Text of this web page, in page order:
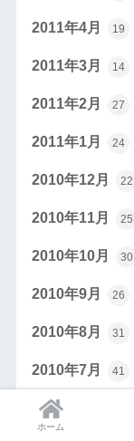
2011年4月 19
2011年3月 14
2011年2月 27
2011年1月 24
2010年12月 22
2010年11月 25
2010年10月 30
2010年9月 26
2010年8月 31
2010年7月 41
2010年6月
ホーム